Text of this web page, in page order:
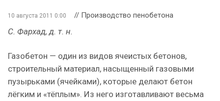
10 августа 2011 0:00 // Производство пенобетона
С. Фархад, д. т. н.
Газобетон — один из видов ячеистых бетонов,
строительный материал, насыщенный газовыми
пузырьками (ячейками), которые делают бетон
лёгким и «тёплым». Из него изготавливают весьма